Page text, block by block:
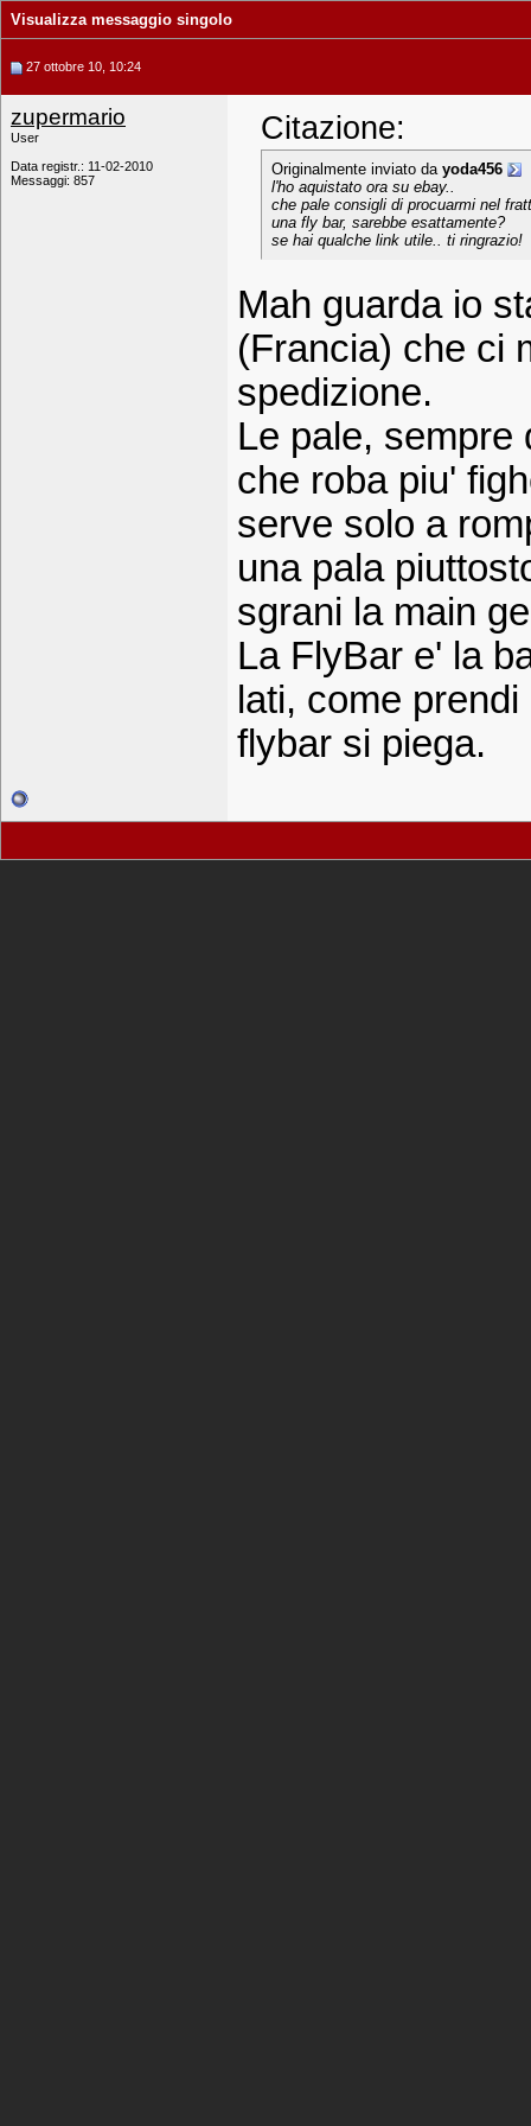
Visualizza messaggio singolo
27 ottobre 10, 10:24
zupermario
User
Data registr.: 11-02-2010
Messaggi: 857
Citazione:
Originalmente inviato da yoda456
l'ho aquistato ora su ebay..
che pale consigli di procuarmi nel
una fly bar, sarebbe esattamente?
se hai qualche link utile.. ti ringrazio!
Mah guarda io
(Francia) che ci
spedizione.
Le pale, sempre
che roba piu'
serve solo a
una pala
sgrani la main
La FlyBar e' la
lati, come
flybar si piega.